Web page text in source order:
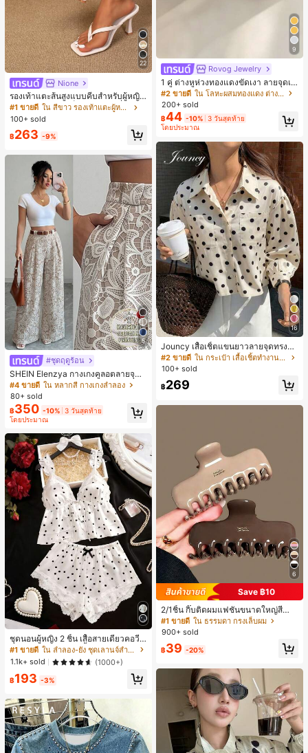
22
Nione
รองเท้าแตะส้นสูงแบบคีบสำหรับผู้หญิง
สไตล์คลาสสิก สีบล็อก สไตล์แฟรี่ฤดูร้อ
น ส้นเข็ม รองเท้าแตะแบบคีบ รองเท้าแ
ตะชายหาดแฟชั่นสายไขว้ รองเท้าผู้ห
ญิง สำหรับออฟฟิศ บ้าน กลางแจ้ง ดีไซ
น์หัวเหลี่ยม ชิคและหรูหรา สำหรับเดทไ
นท์
#1 ขายดี
ใน สีขาว รองเท้าแตะผู้หญิง
100+ sold
฿263 -9%
5
#ชุดฤดูร้อน
SHEIN Elenzya กางเกงคูลอตลายจุดเ
อวสูงแบบใหม่สำหรับฤดูใบไม้ผลิ/ฤดูร้อ
น, สไตล์หรูหราเหมาะสำหรับใส่ในชีวิต
ประจำวันและทำงาน, ให้ความรู้สึกวินเ
ทจสำหรับฤดูรับปริญญา, เทศกาลดนตร
ี, การแข่งม้าดาร์บี้, วันประกาศอิสรภาพ
#4 ขายดี ใน หลากสี กางเกงลำลอง
80+ sold
฿350 -10% 3 วันสุดท้าย
โดยประมาณ
ชุดนอนผู้หญิง 2 ชิ้น เสื้อสายเดี่ยวคอวีลู
กไม้ พร้อมกางเกงขาสั้นแต่งลูกไม้ แต่ง
โบว์ที่เอว ชุดลำลองผู้หญิงนุ่มสบายน่ารั
ก สไตล์เอสเธติก
#1 ขายดี
ใน ลำลอง-ยัง ชุดเลานจ์สำหรับผู้หญิง
1.1k+ sold
(1000+)
฿193 -3%
9
Rovog Jewelry
1 คู่ ต่างหูห่วงทองแดงขัดเงา ลายจุดเร
ขาคณิตสไตล์มินิมอล เหมาะสำหรับสว
มใส่ประจำวันแบบสบายๆ สำหรับผู้หญิง
#2 ขายดี
ใน โลหะผสมทองแดง ต่างหูผู้หญิง
200+ sold
฿44 -10% 3 วันสุดท้าย
โดยประมาณ
16
Jouncy เสื้อเชิ้ตแขนยาวลายจุดทรงหล
วมสำหรับผู้หญิง
#2 ขายดี
ใน กระเป๋า เสื้อเชิ้ตทำงานมีกระเป๋า
100+ sold
฿269
6
Save ฿10
2/1ชิ้น กิ๊บติดผมแฟชั่นขนาดใหญ่สีน้ำ
ตาลชานมสำหรับผู้หญิง เหมาะสำหรับก
ารอาบน้ำ ล้างหน้า และจัดแต่งทรงผม
#1 ขายดี ใน ธรรมดา กรงเล็บผม
900+ sold
฿39 -20%